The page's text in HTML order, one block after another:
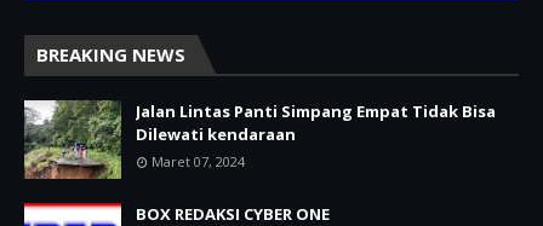
BREAKING NEWS
Jalan Lintas Panti Simpang Empat Tidak Bisa
Dilewati kendaraan
Maret 07, 2024
BOX REDAKSI CYBER ONE